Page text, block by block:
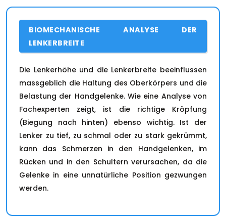
BIOMECHANISCHE ANALYSE DER
LENKERBREITE
Die Lenkerhöhe und die Lenkerbreite beeinflussen
massgeblich die Haltung des Oberkörpers und die
Belastung der Handgelenke. Wie eine Analyse von
Fachexperten zeigt, ist die richtige Kröpfung
(Biegung nach hinten) ebenso wichtig. Ist der
Lenker zu tief, zu schmal oder zu stark gekrümmt,
kann das Schmerzen in den Handgelenken, im
Rücken und in den Schultern verursachen, da die
Gelenke in eine unnatürliche Position gezwungen
werden.